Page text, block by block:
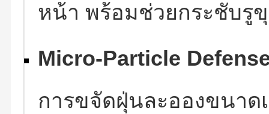
หน้า พร้อมช่วยกระชับรู
Micro-Particle
การขจัดฝุ่นละอองขนาด